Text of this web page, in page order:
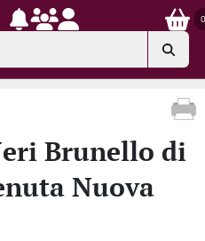
0
Brunello di
Nuova